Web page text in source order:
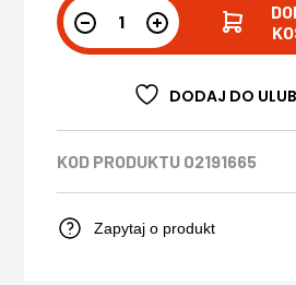
DODAJ DO
KOD PRODUKTU 02191665
Zapytaj o produkt